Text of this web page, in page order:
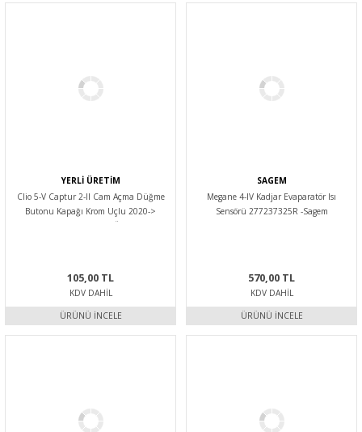
YERLİ ÜRETİM
Clio 5-V Captur 2-II Cam Açma Düğme
Butonu Kapağı Krom Uçlu 2020->
105,00 TL
KDV DAHIL
ÜRÜNÜ İNCELE
SAGEM
Megane 4-IV Kadjar Evaparatör Isı
Sensörü 277237325R -Sagem
570,00 TL
KDV DAHIL
ÜRÜNÜ İNCELE